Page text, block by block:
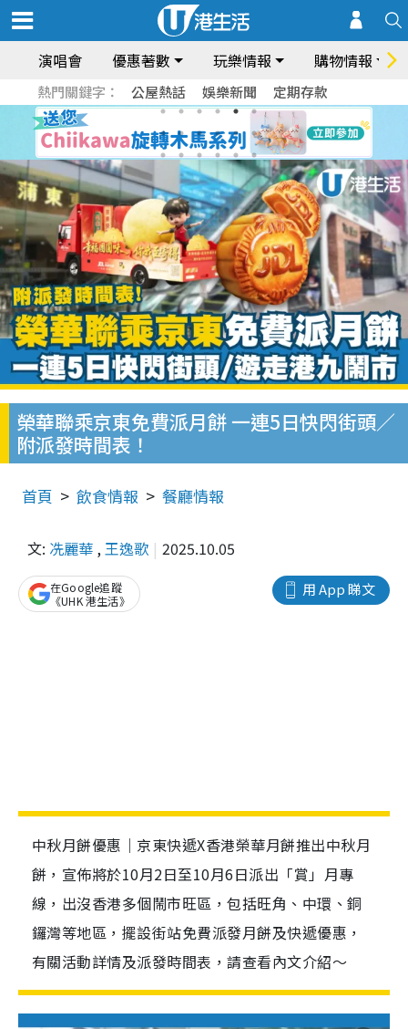
演唱會 優惠著數 玩樂情報 購物情報
熱門關鍵字： 公屋熱話 娛樂新聞 定期存款
榮華聯乘京東免費派月餅 一連5日快閃街頭／
附派發時間表！
首頁 飲食情報 餐廳情報
文: 冼麗華 ,王逸歌 2025.10.05
用 App 睇文
在Google追蹤
《UHK 港生活》
中秋月餅優惠｜京東快遞X香港榮華月餅推出中秋月
餅，宣佈將於10月2日至10月6日派出「賞」月專
線，出沒香港多個鬧市旺區，包括旺角、中環、銅
鑼灣等地區，擺設街站免費派發月餅及快遞優惠，
有關活動詳情及派發時間表，請查看內文介紹～